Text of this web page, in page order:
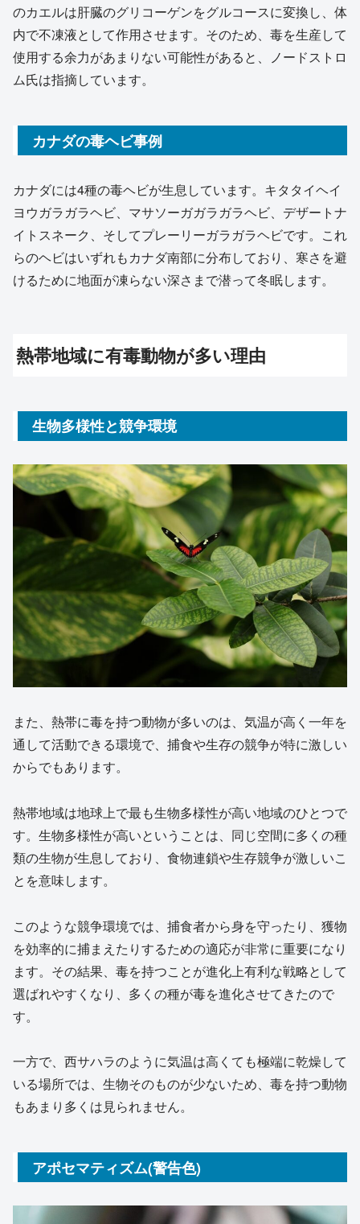
のカエルは肝臓のグリコーゲンをグルコースに変換し、体
内で不凍液として作用させます。そのため、毒を生産して
使用する余力があまりない可能性があると、ノードストロ
ム氏は指摘しています。
カナダの毒ヘビ事例
カナダには4種の毒ヘビが生息しています。キタタイヘイ
ヨウガラガラヘビ、マサソーガガラガラヘビ、デザートナ
イトスネーク、そしてプレーリーガラガラヘビです。これ
らのヘビはいずれもカナダ南部に分布しており、寒さを避
けるために地面が凍らない深さまで潜って冬眠します。
熱帯地域に有毒動物が多い理由
生物多様性と競争環境
また、熱帯に毒を持つ動物が多いのは、気温が高く一年を
通して活動できる環境で、捕食や生存の競争が特に激しい
からでもあります。
熱帯地域は地球上で最も生物多様性が高い地域のひとつで
す。生物多様性が高いということは、同じ空間に多くの種
類の生物が生息しており、食物連鎖や生存競争が激しいこ
とを意味します。
このような競争環境では、捕食者から身を守ったり、獲物
を効率的に捕まえたりするための適応が非常に重要になり
ます。その結果、毒を持つことが進化上有利な戦略として
選ばれやすくなり、多くの種が毒を進化させてきたので
す。
一方で、西サハラのように気温は高くても極端に乾燥して
いる場所では、生物そのものが少ないため、毒を持つ動物
もあまり多くは見られません。
アポセマティズム(警告色)